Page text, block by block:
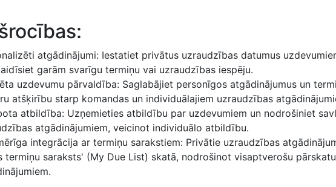
atgādinājumi: Iestatiet privātus uzraudzības datumus
garām svarīgu termiņu vai uzraudzības iespēju.
uzdevumu pārvaldība: Saglabājiet personīgos atgādinājumus un
atšķirību starp komandas un individuālajiem uzraudzības
atbildība: Uzņemieties atbildību par uzdevumiem un nodrošiniet
atgādinājumiem, veicinot individuālo atbildību.
integrācija ar termiņu sarakstiem: Privātie uzraudzības
termiņu saraksts' (My Due List) skatā, nodrošinot visaptverošu